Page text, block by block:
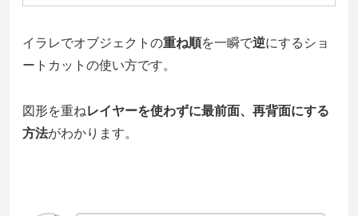
イラレでオブジェクトの重ね順を一瞬で逆にするショ
ートカットの使い方です。
図形を重ねレイヤーを使わずに最前面、再背面にする
方法がわかります。